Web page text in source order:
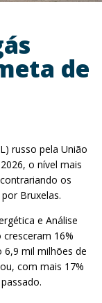
de
russo pela União
o nível mais
os
Bruxelas.
e Análise
cresceram 16%
mil milhões de
com mais 17%